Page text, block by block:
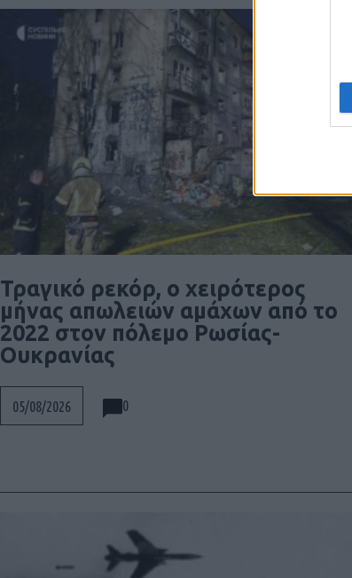
Τραγικό ρεκόρ, ο χειρότερος
μήνας απωλειών αμάχων από το
2022 στον πόλεμο Ρωσίας-
Ουκρανίας
05/08/2026 0